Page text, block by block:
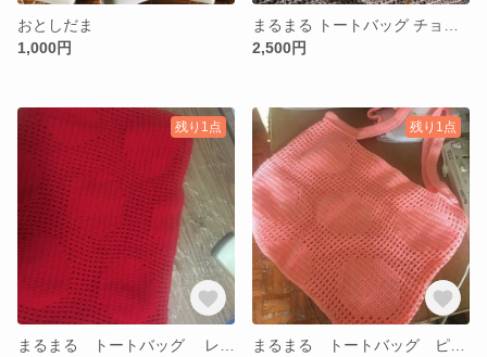
おとしだま
1,000円
2,500円
残り1点 残り1点